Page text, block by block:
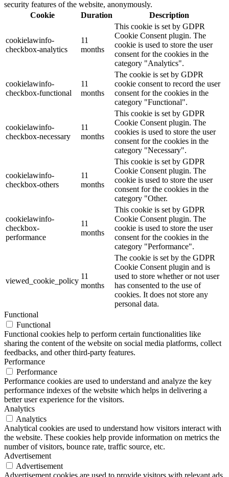
security features of the website, anonymously.
Cookie
Duration Description
cookielawinfo-
checkbox-analytics
11
months
This cookie is set by GDPR
Cookie Consent plugin. The
cookie is used to store the user
consent for the cookies in the
category "Analytics".
cookielawinfo-
checkbox-functional
11
months
The cookie is set by GDPR
cookie consent to record the user
consent for the cookies in the
category "Functional".
cookielawinfo-
checkbox-necessary
11
months
This cookie is set by GDPR
Cookie Consent plugin. The
cookies is used to store the user
consent for the cookies in the
category "Necessary".
cookielawinfo-
checkbox-others
11
months
This cookie is set by GDPR
Cookie Consent plugin. The
cookie is used to store the user
consent for the cookies in the
category "Other.
cookielawinfo-
checkbox-
performance
11
months
This cookie is set by GDPR
Cookie Consent plugin. The
cookie is used to store the user
consent for the cookies in the
category "Performance".
viewed_cookie_policy
11
months
The cookie is set by the GDPR
Cookie Consent plugin and is
used to store whether or not user
has consented to the use of
cookies. It does not store any
personal data.
Functional
Functional
Functional cookies help to perform certain functionalities like
sharing the content of the website on social media platforms, collect
feedbacks, and other third-party features.
Performance
Performance
Performance cookies are used to understand and analyze the key
performance indexes of the website which helps in delivering a
better user experience for the visitors.
Analytics
Analytics
Analytical cookies are used to understand how visitors interact with
the website. These cookies help provide information on metrics the
number of visitors, bounce rate, traffic source, etc.
Advertisement
Advertisement